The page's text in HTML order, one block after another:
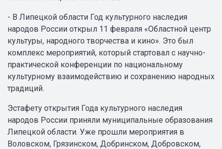
- В Липецкой области Год культурного наследия
народов России открыл 11 февраля «Областной центр
культуры, народного творчества и кино». Это был
комплекс мероприятий, который стартовал с научно-
практической конференции по национальному
культурному взаимодействию и сохранению народных
традиций.
Эстафету открытия Года культурного наследия
народов России приняли муниципальные образования
Липецкой области. Уже прошли мероприятия в
Воловском, Грязинском, Добринском, Добровском,